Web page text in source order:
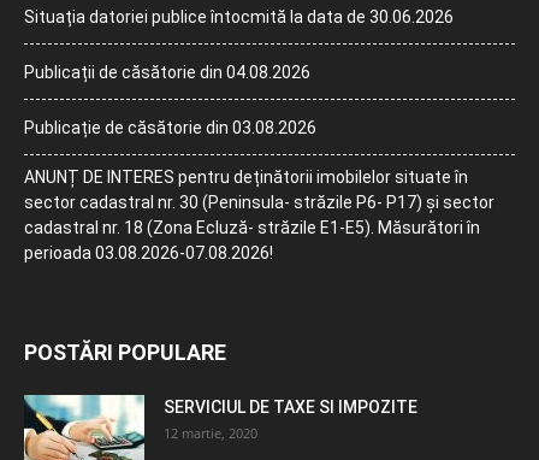
Situația datoriei publice întocmită la data de 30.06.2026
Publicații de căsătorie din 04.08.2026
Publicație de căsătorie din 03.08.2026
ANUNȚ DE INTERES pentru deținătorii imobilelor situate în
sector cadastral nr. 30 (Peninsula- străzile P6- P17) și sector
cadastral nr. 18 (Zona Ecluză- străzile E1-E5). Măsurători în
perioada 03.08.2026-07.08.2026!
POSTĂRI POPULARE
SERVICIUL DE TAXE SI IMPOZITE
12 martie, 2020